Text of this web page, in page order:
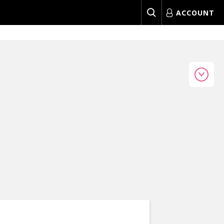
ACCOUNT